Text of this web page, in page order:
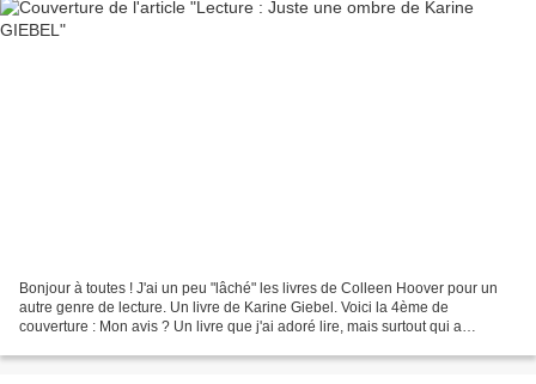
Bonjour à toutes ! J'ai un peu "lâché" les livres de Colleen Hoover pour un
autre genre de lecture. Un livre de Karine Giebel. Voici la 4ème de
couverture : Mon avis ? Un livre que j'ai adoré lire, mais surtout qui a